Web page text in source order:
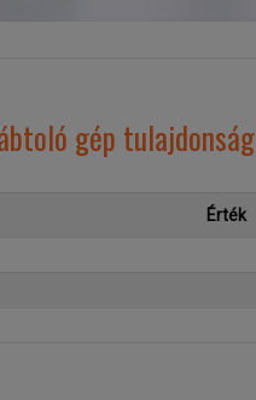
gép
Érték